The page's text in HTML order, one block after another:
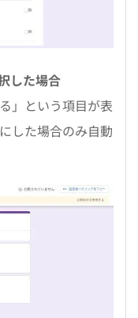
した場合
」という項目が表
した場合のみ自動